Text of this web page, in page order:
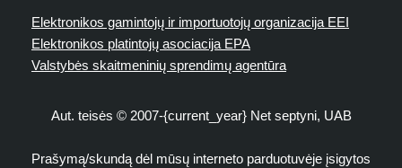
Elektronikos gamintojų ir importuotojų organizacija EEI
Elektronikos platintojų asociacija EPA
Valstybės skaitmeninių sprendimų agentūra
Aut. teisės © 2007-{current_year} Net septyni, UAB
Prašymą/skundą dėl mūsų interneto parduotuvėje įsigytos